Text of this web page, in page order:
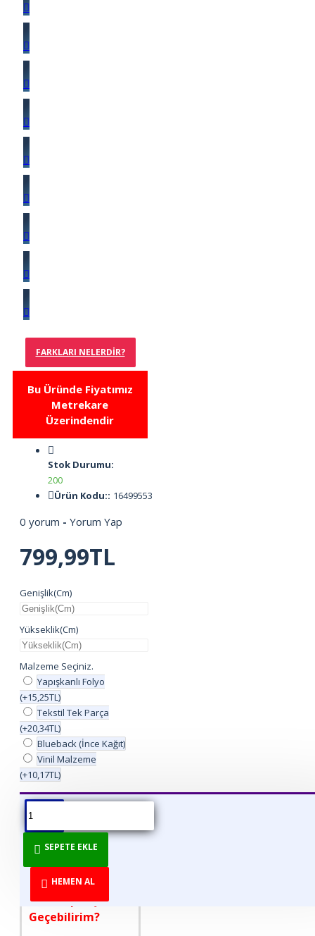
FARKLARI NELERDIR?
Bu Üründe Fiyatımız
Metrekare
Üzerindendir
Stok Durumu:
200
Ürün Kodu:: 16499553
0 yorum - Yorum Yap
799,99TL
Genişlik(Cm)
Yükseklik(Cm)
Malzeme Seçiniz.
Yapışkanlı Folyo
(+15,25TL)
Tekstil Tek Parça
(+20,34TL)
Blueback (İnce Kağıt)
Vinil Malzeme
(+10,17TL)
SEPETE EKLE
HEMEN AL
ÜRÜN BILGISI ÜRÜN YORUMLARI
DİREKT ÜRETİCİDEN
TÜKETİCİYE!
Nasıl Sipariş
Geçebilirim?